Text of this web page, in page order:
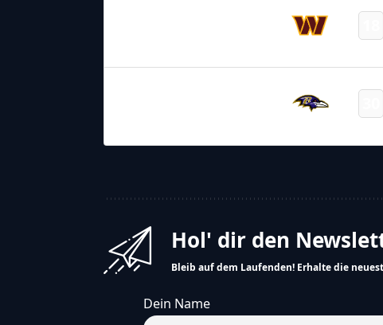
Hol' dir den
Bleib auf dem Laufenden! Erhalte die
Dein Name